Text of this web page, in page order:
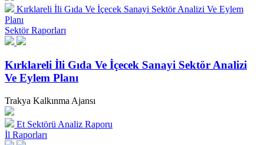
Kırklareli İli Gıda Ve İçecek Sanayi Sektör Analizi Ve Eylem
Planı
Sektör Raporları
Kırklareli İli Gıda Ve İçecek Sanayi Sektör Analizi
Ve Eylem Planı
Trakya Kalkınma Ajansı
Et Sektörü Analiz Raporu
İl Raporları